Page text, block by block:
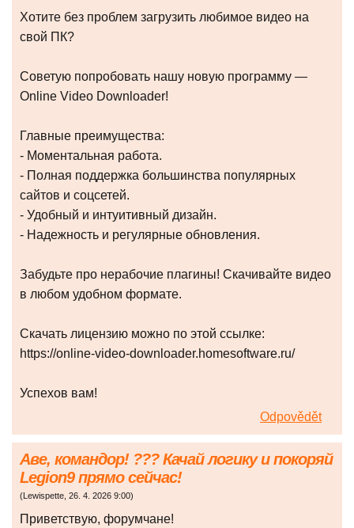
Хотите без проблем загрузить любимое видео на
свой ПК?
Советую попробовать нашу новую программу —
Online Video Downloader!
Главные преимущества:
- Моментальная работа.
- Полная поддержка большинства популярных
сайтов и соцсетей.
- Удобный и интуитивный дизайн.
- Надежность и регулярные обновления.
Забудьте про нерабочие плагины! Скачивайте видео
в любом удобном формате.
Скачать лицензию можно по этой ссылке:
https://online-video-downloader.homesoftware.ru/
Успехов вам!
Odpovědět
Аве, командор! ??? Качай логику и покоряй
Legion9 прямо сейчас!
(Lewispette, 26. 4. 2026 9:00)
Приветствую, форумчане!